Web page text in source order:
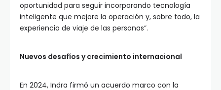
oportunidad para seguir incorporando tecnología
inteligente que mejore la operación y, sobre todo, la
experiencia de viaje de las personas”.
Nuevos desafíos y crecimiento internacional
En 2024, Indra firmó un acuerdo marco con la